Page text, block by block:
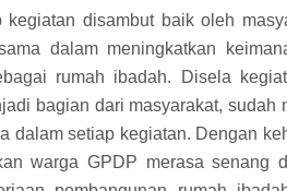
disambut baik oleh
dalam meningkatkan
rumah ibadah. Disela
bagian dari masyarakat,
dalam setiap kegiatan. Dengan
warga GPDP merasa senang